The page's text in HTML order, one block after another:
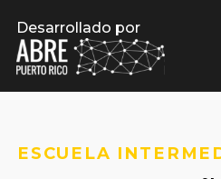
Desarrollado por
ESCUELA